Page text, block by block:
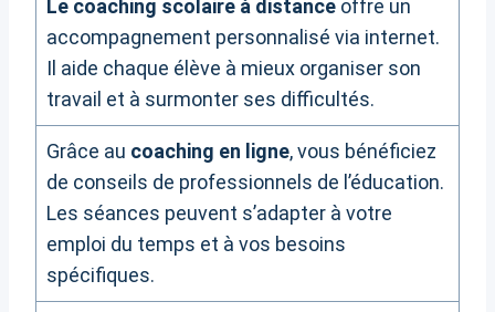
Le coaching scolaire à distance offre un
accompagnement personnalisé via internet.
Il aide chaque élève à mieux organiser son
travail et à surmonter ses difficultés.
Grâce au coaching en ligne, vous bénéficiez
de conseils de professionnels de l’éducation.
Les séances peuvent s’adapter à votre
emploi du temps et à vos besoins
spécifiques.